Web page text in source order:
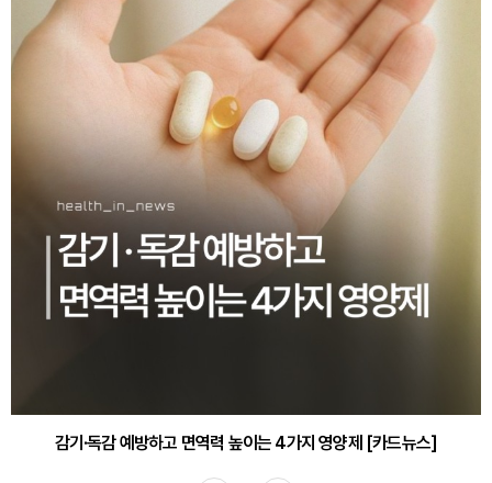
감기·독감 예방하고 면역력 높이는 4가지 영양제 [카드뉴스]